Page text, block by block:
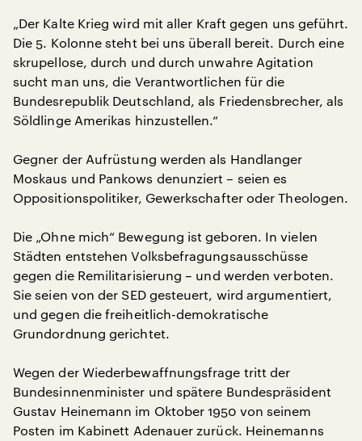
„Der Kalte Krieg wird mit aller Kraft gegen uns geführt.
Die 5. Kolonne steht bei uns überall bereit. Durch eine
skrupellose, durch und durch unwahre Agitation
sucht man uns, die Verantwortlichen für die
Bundesrepublik Deutschland, als Friedensbrecher, als
Söldlinge Amerikas hinzustellen.“
Gegner der Aufrüstung werden als Handlanger
Moskaus und Pankows denunziert – seien es
Oppositionspolitiker, Gewerkschafter oder Theologen.
Die „Ohne mich“ Bewegung ist geboren. In vielen
Städten entstehen Volksbefragungsausschüsse
gegen die Remilitarisierung – und werden verboten.
Sie seien von der SED gesteuert, wird argumentiert,
und gegen die freiheitlich-demokratische
Grundordnung gerichtet.
Wegen der Wiederbewaffnungsfrage tritt der
Bundesinnenminister und spätere Bundespräsident
Gustav Heinemann im Oktober 1950 von seinem
Posten im Kabinett Adenauer zurück. Heinemanns